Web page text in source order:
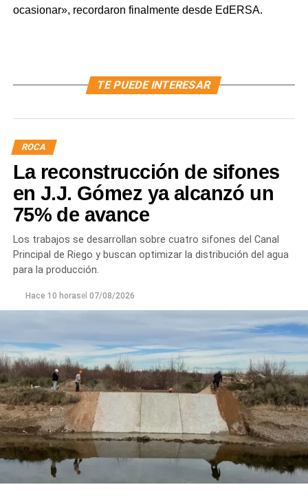
ocasionar», recordaron finalmente desde EdERSA.
TE PUEDE INTERESAR
ROCA
La reconstrucción de sifones
en J.J. Gómez ya alcanzó un
75% de avance
Los trabajos se desarrollan sobre cuatro sifones del Canal
Principal de Riego y buscan optimizar la distribución del agua
para la producción.
Hace 10 horasel 07/08/2026